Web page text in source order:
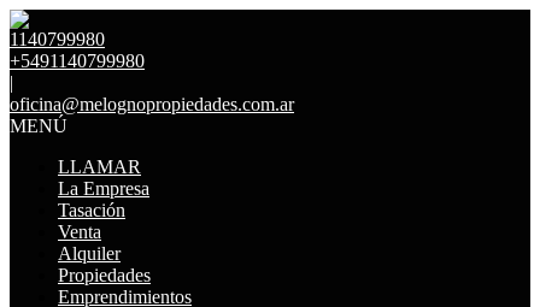
1140799980
+5491140799980
|
oficina@melognopropiedades.com.ar
MENÚ
LLAMAR
La Empresa
Tasación
Venta
Alquiler
Propiedades
Emprendimientos